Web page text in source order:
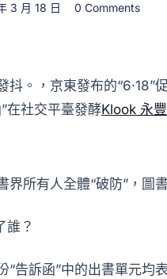
3 月 18 日 0 Comments
抖。，京東發布的
在社交平臺發酵Klook 永
界所有人全體“破防”，圖
誰？
“告訴函”中的出書單元